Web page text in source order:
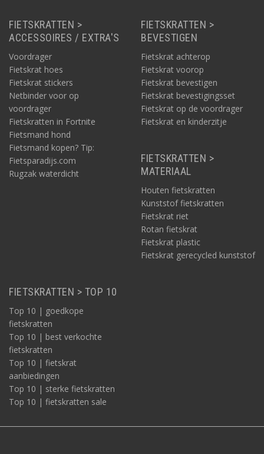
FIETSKRATTEN >
ACCESSOIRES / EXTRA'S
Voordrager
Fietskrat hoes
Fietskrat stickers
Netbinder voor op
voordrager
Fietskratten in Fortnite
Fietsmand hond
Fietsmand kopen? Tip:
Fietsparadijs.com
Rugzak waterdicht
FIETSKRATTEN >
BEVESTIGEN
Fietskrat achterop
Fietskrat voorop
Fietskrat bevestigen
Fietskrat bevestigingsset
Fietskrat op de voordrager
Fietskrat en kinderzitje
FIETSKRATTEN >
MATERIAAL
Houten fietskratten
Kunststof fietskratten
Fietskrat riet
Rotan fietskrat
Fietskrat plastic
Fietskrat gerecycled kunststof
FIETSKRATTEN > TOP 10
Top 10 | goedkope
fietskratten
Top 10 | best verkochte
fietskratten
Top 10 | fietskrat
aanbiedingen
Top 10 | sterke fietskratten
Top 10 | fietskratten sale